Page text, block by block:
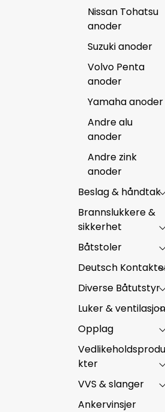
Nissan Tohatsu
anoder
Suzuki anoder
Volvo Penta
anoder
Yamaha anoder
Andre alu
anoder
Andre zink
anoder
Beslag & håndtak
Brannslukkere &
sikkerhet
Båtstoler
Deutsch
Diverse Båtutstyr
Luker & ventilasjon
Opplag
Vedlikeholdsprodu
kter
VVS & slanger
Ankervinsjer